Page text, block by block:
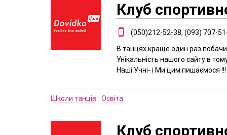
Клуб
(050)212-52-38, (093) 707-
В танцях краще один раз
Унікальність нашого сайту в
Наші Учні- і Ми цим пишаємося !!!
Школи танців Освіта
Клуб